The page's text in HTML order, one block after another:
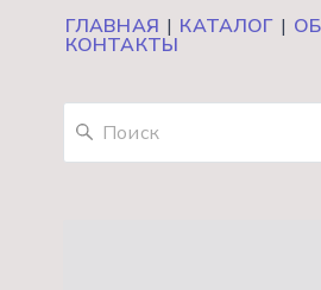
ГЛАВНАЯ | КАТАЛОГ |
КОНТАКТЫ